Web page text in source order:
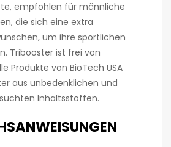
empfohlen für männliche
die sich eine extra
um ihre sportlichen
Tribooster ist frei von
Produkte von BioTech USA
aus unbedenklichen und
Inhaltsstoffen.